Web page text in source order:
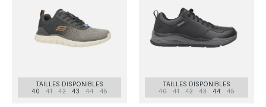
TAILLES DISPONIBLES
40
41 42 43 44 45
TAILLES DISPONIBLES
40
41 42 43 44 45